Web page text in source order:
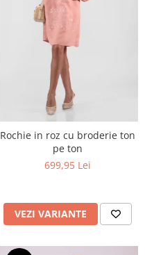
Rochie in roz cu broderie ton
pe ton
699,95 Lei
VEZI VARIANTE